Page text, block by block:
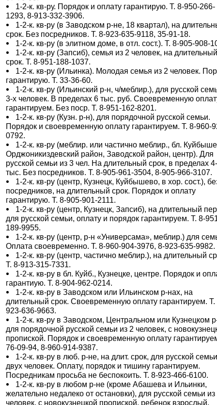
1-2-к. кв-ру. Порядок и оплату гарантирую. Т. 8-950-266-
1293, 8-913-332-3906.
1-2-к. кв-ру (в Заводском р-не, 18 квартал), на
срок. Без посредников. Т. 8-923-635-9118, 35-91-18.
1-2-к. кв-ру (в элитном доме, в отл. сост.). Т. 8-905-908-
1-2-к. кв-ру (Запсиб), семья из 2 человек, на
срок. Т. 8-951-188-1037.
1-2-к. кв-ру (Ильинка). Молодая семья из 2 человек.
гарантирую. Т. 33-36-60.
1-2-к. кв-ру (Ильинский р-н, ч/меблир.), для русской
3-х человек. В пределах 6 тыс. руб. Своевременную
гарантируем. Без поср. Т. 8-951-162-8201.
1-2-к. кв-ру (Кузн. р-н), для порядочной русской семьи.
Порядок и своевременную оплату гарантируем. Т. 8-960-
0792.
1-2-к. кв-ру (меблир. или частично меблир., бл.
Орджоникиздевский район, Заводской район, центр). Для
русской семьи из 3 чел. На длительный срок, в пределах
тыс. Без посредников. Т. 8-905-961-3504, 8-905-966-3107.
1-2-к. кв-ру (центр, Кузнецк, Куйбышево, в хор. сост.),
посредников, на длительный срок. Порядок и оплату
гарантирую. Т. 8-905-901-2111.
1-2-к. кв-ру (центр, Кузнецк, Запсиб), на длительный
для русской семьи, оплату и порядок гарантируем. Т. 8-
189-9955.
1-2-к. кв-ру (центр, р-н «Универсама», меблир.) для
Оплата своевременно. Т. 8-960-904-3976, 8-923-635-9982.
1-2-к. кв-ру (центр, частично меблир.), на длительный
Т. 8-913-315-7331.
1-2-к. кв-ру в бл. Куйб., Кузнецке, центре. Порядок и
гарантиую. Т. 8-904-962-0214.
1-2-к. кв-ру в Заводском или Ильинском р-нах, на
длительный срок. Своевременную оплату гарантируем. Т.
923-636-9663.
1-2-к. кв-ру в Заводском, Центральном или Кузнецком
для порядочной русской семьи из 2 человек, с
пропиской. Порядок и своевременную оплату
76-09-94, 8-960-914-9387.
1-2-к. кв-ру в люб. р-не, на длит. срок, для русской
двух человек. Оплату, порядок и тишину гарантируем.
Посредникам просьба не беспокоить. Т. 8-923-466-6100.
1-2-к. кв-ру в любом р-не (кроме Абашева и Ильинки,
желательно недалеко от остановки), для русской семьи из
человек, с новокузнецкой пропиской, ребенок взрослый.